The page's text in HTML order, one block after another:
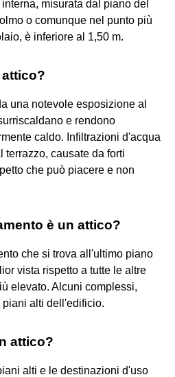
misurata dal piano del
o comunque nel punto più
è inferiore al 1,50 m.
una notevole esposizione al
e rendono
caldo. Infiltrazioni d'acqua
terrazzo, causate da forti
che può piacere e non
è un attico?
che si trova all'ultimo piano
vista rispetto a tutte le altre
elevato. Alcuni complessi,
alti dell'edificio.
attico?
alti e le destinazioni d'uso